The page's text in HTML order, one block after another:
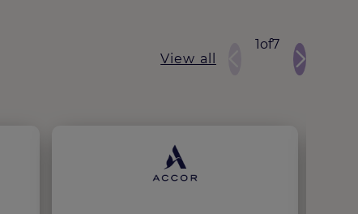
View all
1of7